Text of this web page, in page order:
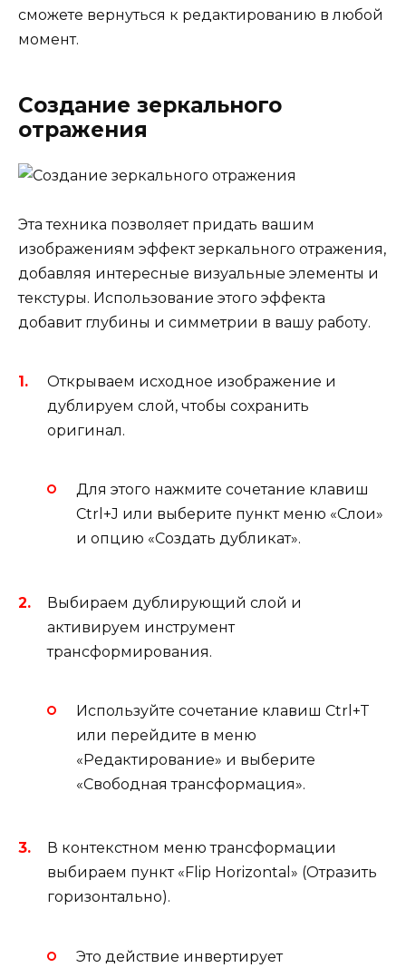
сможете вернуться к редактированию в любой
момент.
Создание зеркального
отражения
Эта техника позволяет придать вашим
изображениям эффект зеркального отражения,
добавляя интересные визуальные элементы и
текстуры. Использование этого эффекта
добавит глубины и симметрии в вашу работу.
Открываем исходное изображение и
дублируем слой, чтобы сохранить
оригинал.
Для этого нажмите сочетание клавиш
Ctrl+J или выберите пункт меню «Слои»
и опцию «Создать дубликат».
Выбираем дублирующий слой и
активируем инструмент
трансформирования.
Используйте сочетание клавиш Ctrl+T
или перейдите в меню
«Редактирование» и выберите
«Свободная трансформация».
В контекстном меню трансформации
выбираем пункт «Flip Horizontal» (Отразить
горизонтально).
Это действие инвертирует